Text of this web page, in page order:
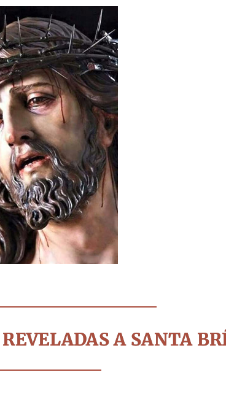
A SANTA